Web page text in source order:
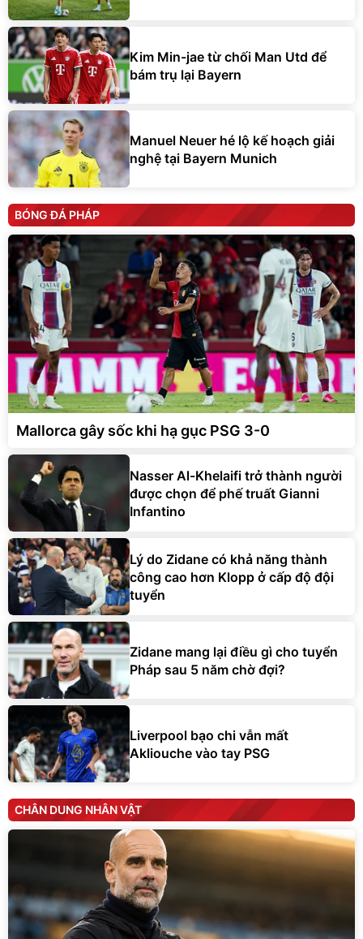
Kim Min-jae từ chối Man Utd để
bám trụ lại Bayern
Manuel Neuer hé lộ kế hoạch giải
nghệ tại Bayern Munich
BÓNG ĐÁ PHÁP
Mallorca gây sốc khi hạ gục PSG 3-0
Nasser Al-Khelaifi trở thành người
được chọn để phế truất Gianni
Infantino
Lý do Zidane có khả năng thành
công cao hơn Klopp ở cấp độ đội
tuyển
Zidane mang lại điều gì cho tuyển
Pháp sau 5 năm chờ đợi?
Liverpool bạo chi vẫn mất
Akliouche vào tay PSG
CHÂN DUNG NHÂN VẬT